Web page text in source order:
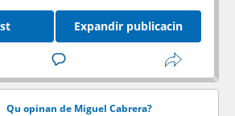
ocupar el 21er puesto en la
de por vida con 1,813.
tiene 1,120 extrabases de por
permite superar a George
puesto número 18 en dicho
a dos impulsadas
Expandir publicacin
Qu opinan de Miguel Cabrera?